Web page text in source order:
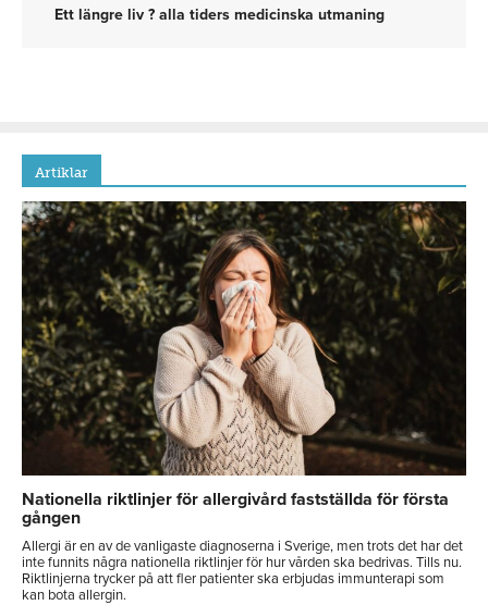
Ett längre liv ? alla tiders medicinska utmaning
Artiklar
Nationella riktlinjer för allergivård fastställda för första
gången
Allergi är en av de vanligaste diagnoserna i Sverige, men trots det har det
inte funnits några nationella riktlinjer för hur vården ska bedrivas. Tills nu.
Riktlinjerna trycker på att fler patienter ska erbjudas immunterapi som
kan bota allergin.